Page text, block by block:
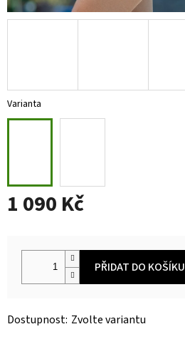
1 090 Kč
Zvolte variantu
Varianta
PŘIDAT DO KOŠÍKU